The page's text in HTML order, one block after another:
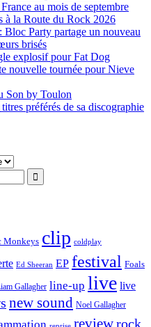
au mois de septembre
à la Route du Rock 2026
Bloc Party partage un nouveau
brisés
explosif pour Fat Dog
nouvelle tournée pour Nieve
Son by Toulon
préférés de sa discographie
Monkeys clip coldplay
Ed Sheeran EP festival Foals
Gallagher line-up live live
new sound Noel Gallagher
review